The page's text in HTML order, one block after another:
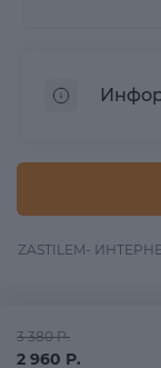
3 380 Р.
2 960 Р.
Информация
Оферта
Возврат товара
ZASTILEM-